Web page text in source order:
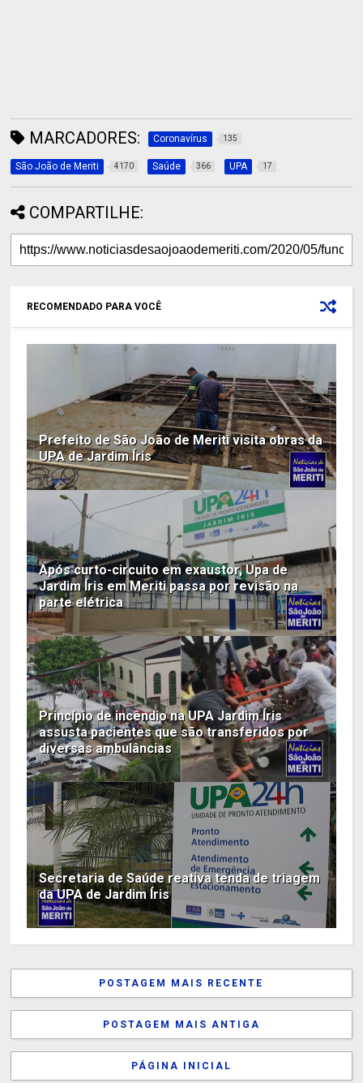
MARCADORES: Coronavírus 135
São João de Meriti 4170 Saúde 366 UPA 17
COMPARTILHE:
RECOMENDADO PARA VOCÊ
Prefeito de São João de Meriti visita obras da
UPA de Jardim Íris
Após curto-circuito em exaustor, Upa de
Jardim Íris em Meriti passa por revisão na
parte elétrica
Princípio de incêndio na UPA Jardim Íris
assusta pacientes que são transferidos por
diversas ambulâncias
Secretaria de Saúde reativa tenda de triagem
da UPA de Jardim Íris
POSTAGEM MAIS RECENTE
POSTAGEM MAIS ANTIGA
PÁGINA INICIAL